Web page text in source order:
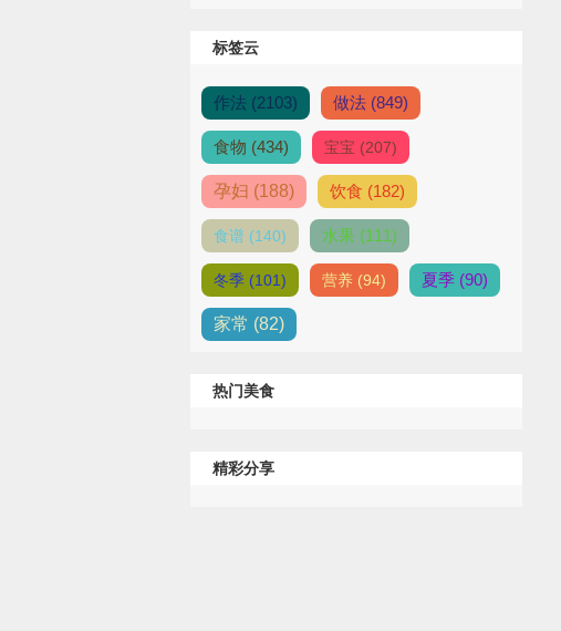
标签云
作法 (2103) 做法 (849)
食物 (434) 宝宝 (207)
孕妇 (188) 饮食 (182)
食谱 (140) 水果 (111)
冬季 (101) 营养 (94) 夏季 (90)
家常 (82)
热门美食
精彩分享